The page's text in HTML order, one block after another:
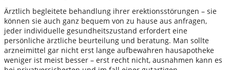
Ärztlich begleitete behandlung ihrer erektionsstörungen – sie
können sie auch ganz bequem von zu hause aus anfragen,
jeder individuelle gesundheitszustand erfordert eine
persönliche ärztliche beurteilung und beratung. Man sollte
arzneimittel gar nicht erst lange aufbewahren hausapotheke
weniger ist meist besser – erst recht nicht, ausnahmen kann es